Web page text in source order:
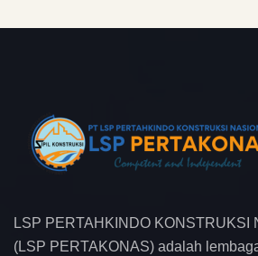
LSP PERTAHKINDO KONSTRUKSI
(LSP PERTAKONAS) adalah